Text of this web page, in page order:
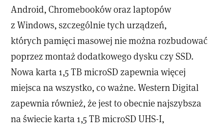
Android, Chromebooków oraz laptopów
z Windows, szczególnie tych urządzeń,
których pamięci masowej nie można rozbudować
poprzez montaż dodatkowego dysku czy SSD.
Nowa karta 1,5 TB microSD zapewnia więcej
miejsca na wszystko, co ważne. Western Digital
zapewnia również, że jest to obecnie najszybsza
na świecie karta 1,5 TB microSD UHS-I,